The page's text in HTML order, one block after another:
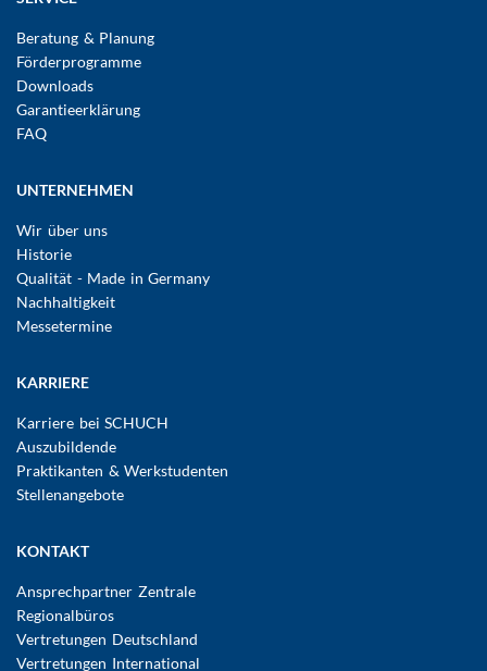
Beratung & Planung
Förderprogramme
Downloads
Garantieerklärung
FAQ
UNTERNEHMEN
Wir über uns
Historie
Qualität - Made in Germany
Nachhaltigkeit
Messetermine
KARRIERE
Karriere bei SCHUCH
Auszubildende
Praktikanten & Werkstudenten
Stellenangebote
KONTAKT
Ansprechpartner Zentrale
Regionalbüros
Vertretungen Deutschland
Vertretungen International